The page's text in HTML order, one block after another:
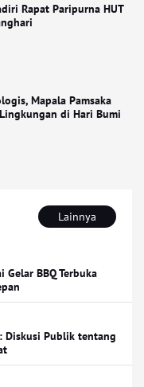
Rapat Paripurna HUT
Mapala Pamsaka
di Hari Bumi
Lainnya
Gelar BBQ Terbuka
Diskusi Publik tentang